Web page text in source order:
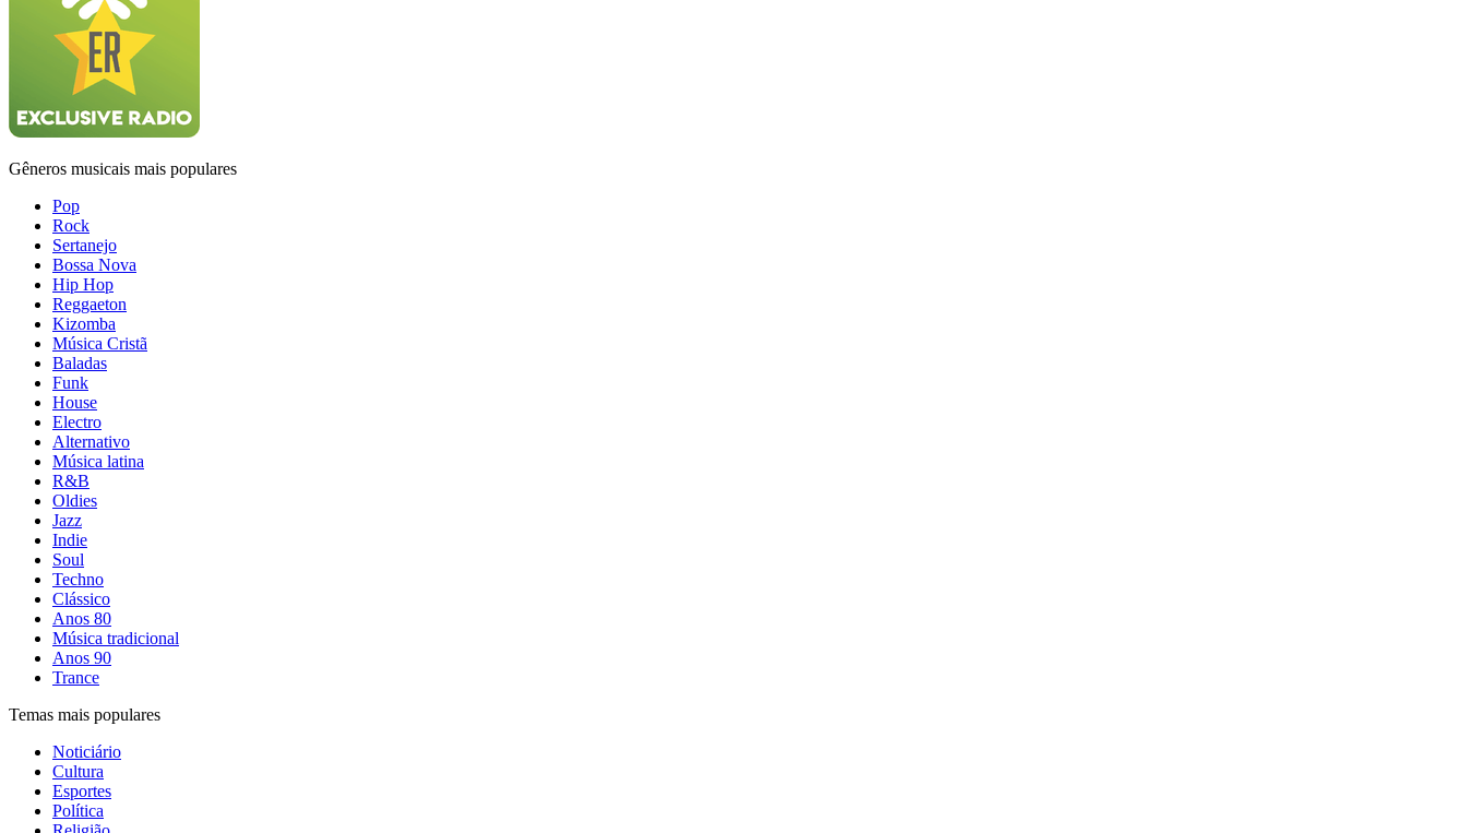
Gêneros musicais mais populares
Pop
Rock
Sertanejo
Bossa Nova
Hip Hop
Reggaeton
Kizomba
Música Cristã
Baladas
Funk
House
Electro
Alternativo
Música latina
R&B
Oldies
Jazz
Indie
Soul
Techno
Clássico
Anos 80
Música tradicional
Anos 90
Trance
Temas mais populares
Noticiário
Cultura
Esportes
Política